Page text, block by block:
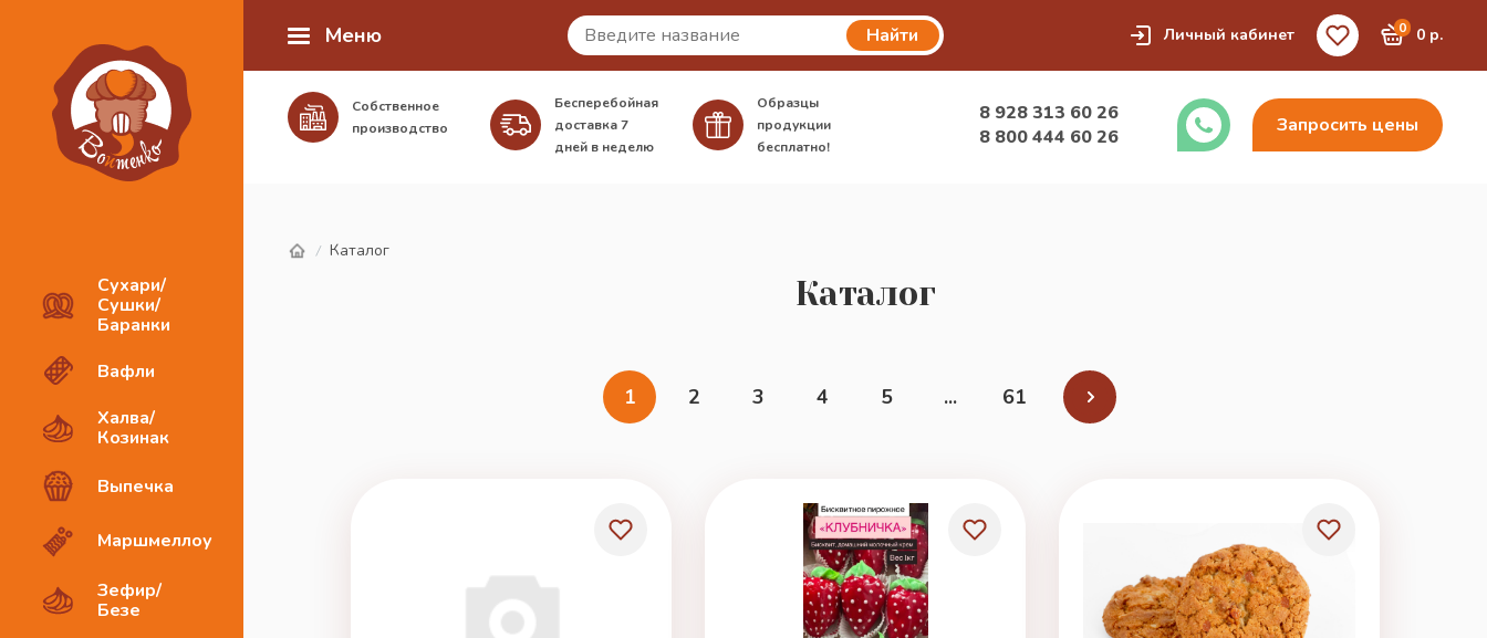
Сухари/
Сушки/
Баранки
Вафли
Халва/
Козинак
Выпечка
Маршмеллоу
Зефир/
Безе
Меню Найти Личный кабинет 0 0 р.
Собственное
производство
Бесперебойная
доставка7
дней в неделю
Образцы
продукции
бесплатно!
8 928 313 60 26
8 800 444 60 26
Запросить цены
/ Каталог
Каталог
1 2 3 4 5 ... 61